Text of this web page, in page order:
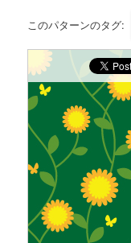
このパターンのタグ: